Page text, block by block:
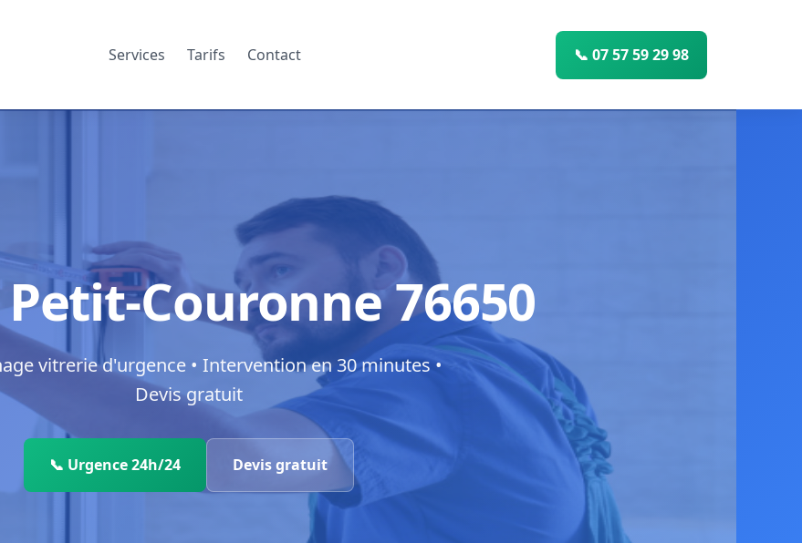
Services Tarifs Contact 📞 07 57 59 29 98
Couronne 76650
vitrerie d'urgence • Intervention en 30 minutes •
Devis gratuit
📞 Urgence 24h/24 Devis gratuit